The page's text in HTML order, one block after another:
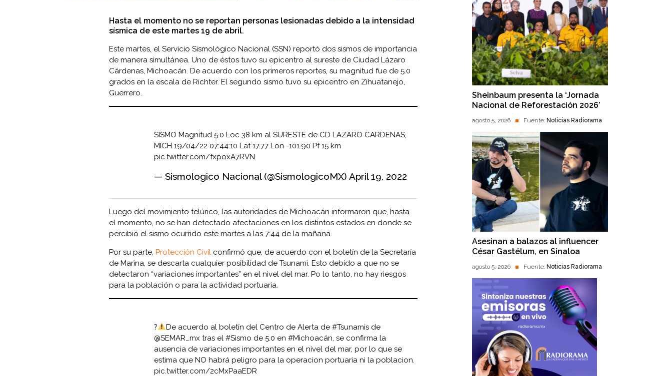
Hasta el momento no se reportan personas lesionadas debido a la intensidad
sísmica de este martes 19 de abril.
Este martes, el Servicio Sismológico Nacional (SSN) reportó dos sismos de importancia
de manera simultánea. Uno de éstos tuvo su epicentro al sureste de Ciudad Lázaro
Cárdenas, Michoacán. De acuerdo con los primeros reportes, su magnitud fue de 5.0
grados en la escala de Richter. El segundo sismo tuvo su epicentro en Zihuatanejo,
Guerrero.
SISMO Magnitud 5.0 Loc 38 km al SURESTE de CD LAZARO CARDENAS,
MICH 19/04/22 07:44:10 Lat 17.77 Lon -101.90 Pf 15 km
pic.twitter.com/fxpoxA7RVN
— Sismologico Nacional (@SismologicoMX) April 19, 2022
Luego del movimiento telúrico, las autoridades de Michoacán informaron que, hasta
el momento, no se han detectado afectaciones en los distintos estados en donde se
percibió el sismo ocurrido este martes a las 7:44 de la mañana.
Por su parte, Protección Civil confirmó que, de acuerdo con el boletín de la Secretaría
de Marina, se descarta cualquier posibilidad de Tsunami. Esto debido a que no se
detectaron “variaciones importantes” en el nivel del mar. Po lo tanto, no hay riesgos
para la población o para la actividad portuaria.
? De acuerdo al boletín del Centro de Alerta de#Tsunamis de
@SEMAR_mx tras el #Sismo de 5.0 en #Michoacán, se confirma la
ausencia de variaciones importantes en el nivel del mar, por lo que se
estima que NO habrá peligro para la operacion portuaria ni la poblacion.
pic.twitter.com/2cMxPaaEDR
Sheinbaum presenta la ‘Jornada
Nacional de Reforestación 2026’
agosto 5, 2026 Fuente: Noticias Radiorama
Asesinan a balazos al influencer
César Gastélum, en Sinaloa
agosto 5, 2026 Fuente: Noticias Radiorama